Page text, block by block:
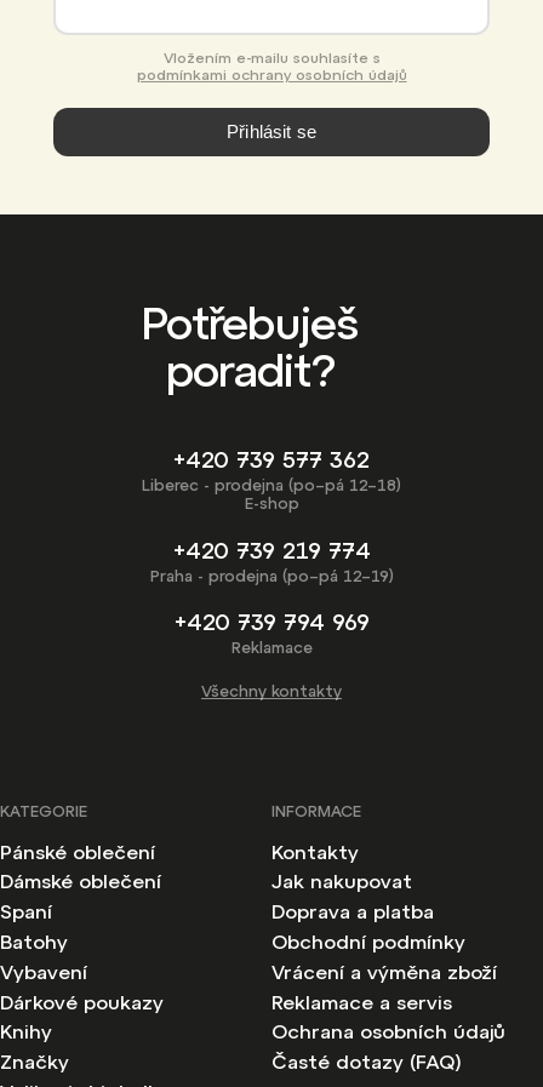
podmínkami ochrany osobních údajů
Přihlásit se
Potřebuješ
poradit?
+420 739 577 362
Liberec - prodejna (po–pá 12–18)
E-shop
+420 739 219 774
Praha - prodejna (po–pá 12–19)
+420 739 794 969
Reklamace
Všechny kontakty
KATEGORIE
Pánské oblečení
Dámské oblečení
Spaní
Batohy
Vybavení
Dárkové poukazy
Knihy
Značky
INFORMACE
Kontakty
Jak nakupovat
Doprava a platba
Obchodní podmínky
Vrácení a výměna zboží
Reklamace a servis
Ochrana osobních údajů
Časté dotazy (FAQ)